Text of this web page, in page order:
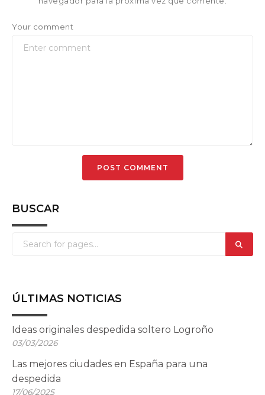
Your comment
BUSCAR
ÚLTIMAS NOTICIAS
Ideas originales despedida soltero Logroño
03/03/2026
Las mejores ciudades en España para una
despedida
17/06/2025